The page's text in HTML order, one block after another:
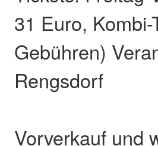
31 Euro,
Gebühren)
Rengsdorf
Vorverkauf und